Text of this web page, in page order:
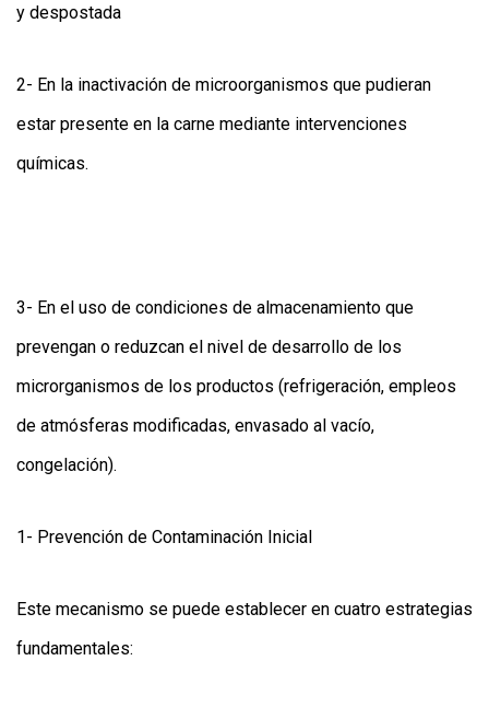
y despostada
2- En la inactivación de microorganismos que pudieran
estar presente en la carne mediante intervenciones
químicas.
3- En el uso de condiciones de almacenamiento que
prevengan o reduzcan el nivel de desarrollo de los
microrganismos de los productos (refrigeración, empleos
de atmósferas modificadas, envasado al vacío,
congelación).
1- Prevención de Contaminación Inicial
Este mecanismo se puede establecer en cuatro estrategias
fundamentales: